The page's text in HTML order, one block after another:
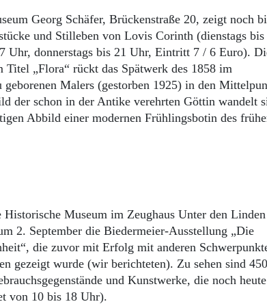
Berlin-
Danzig
Georg Schäfer, Brückenstraße 20, zeigt noch
und Stilleben von Lovis Corinth (dienstags bis
Uhr, donnerstags bis 21 Uhr, Eintritt 7 / 6 Euro).
Titel „Flora“ rückt das Spätwerk des 1858 im
geborenen Malers (gestorben 1925) in den
der schon in der Antike verehrten Göttin wandelt
Abbild einer modernen Frühlingsbotin des
Museum im Zeughaus Unter den
2. September die Biedermeier-Ausstellung „Die
die zuvor mit Erfolg mit anderen
gezeigt wurde (wir berichteten). Zu sehen sind 450
und Kunstwerke, die noch heute
von 10 bis 18 Uhr).